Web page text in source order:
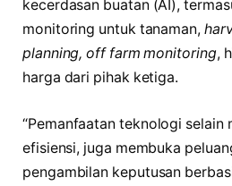
kecerdasan buatan (AI),
monitoring untuk tanaman,
planning, off farm monitoring,
harga dari pihak ketiga.
“Pemanfaatan teknologi selain
efisiensi, juga membuka
pengambilan keputusan